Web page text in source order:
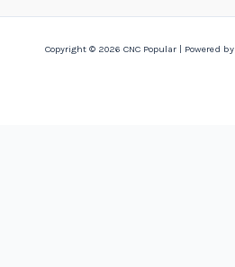
Copyright © 2026 CNC Popular | Powered by